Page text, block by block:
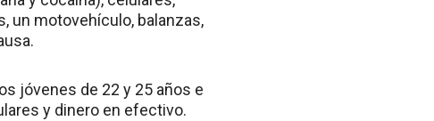
un motovehículo, balanzas,
jóvenes de 22 y 25 años e
y dinero en efectivo.